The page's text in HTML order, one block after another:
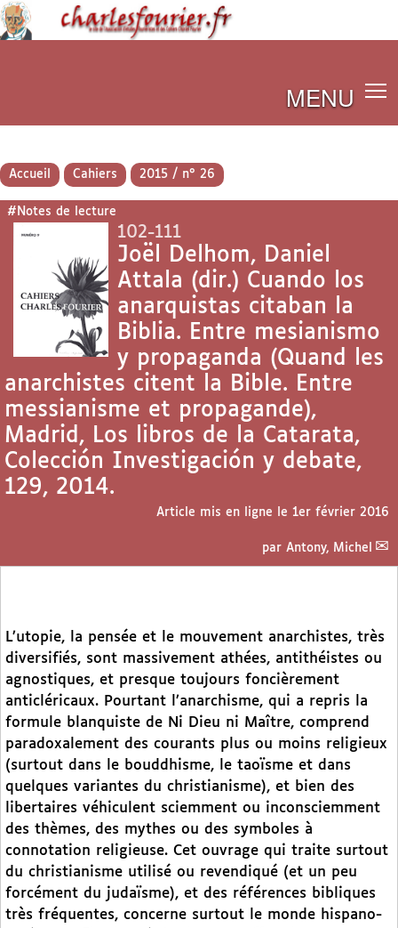
MENU
Accueil Cahiers 2015 / n° 26
#Notes de lecture
102-111
Joël Delhom, Daniel
Attala (dir.) Cuando los
anarquistas citaban la
Biblia. Entre mesianismo
y propaganda (Quand les
anarchistes citent la Bible. Entre
messianisme et propagande),
Madrid, Los libros de la Catarata,
Colección Investigación y debate,
129, 2014.
Article mis en ligne le 1er février 2016
par Antony, Michel
L’utopie, la pensée et le mouvement anarchistes, très
diversifiés, sont massivement athées, antithéistes ou
agnostiques, et presque toujours foncièrement
anticléricaux. Pourtant l’anarchisme, qui a repris la
formule blanquiste de Ni Dieu ni Maître, comprend
paradoxalement des courants plus ou moins religieux
(surtout dans le bouddhisme, le taoïsme et dans
quelques variantes du christianisme), et bien des
libertaires véhiculent sciemment ou inconsciemment
des thèmes, des mythes ou des symboles à
connotation religieuse. Cet ouvrage qui traite surtout
du christianisme utilisé ou revendiqué (et un peu
forcément du judaïsme), et des références bibliques
très fréquentes, concerne surtout le monde hispano-